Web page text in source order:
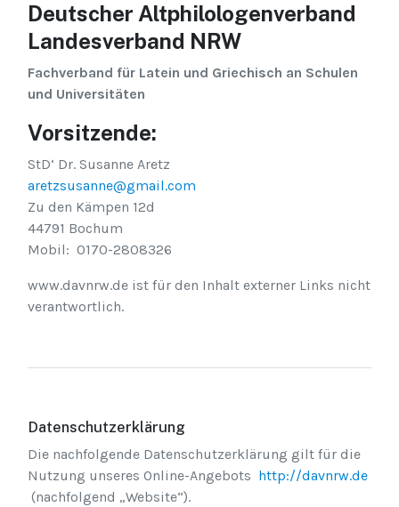
Deutscher Altphilologenverband
Landesverband NRW
Fachverband für Latein und Griechisch an Schulen
und Universitäten
Vorsitzende:
StD‘ Dr. Susanne Aretz
aretzsusanne@gmail.com
Zu den Kämpen 12d
44791 Bochum
Mobil: 0170-2808326
www.davnrw.de ist für den Inhalt externer Links nicht
verantwortlich.
Datenschutzerklärung
Die nachfolgende Datenschutzerklärung gilt für die
Nutzung unseres Online-Angebots http://davnrw.de
(nachfolgend „Website“).